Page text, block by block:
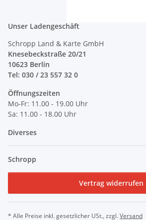
Unser Ladengeschäft
Schropp Land & Karte GmbH
Knesebeckstraße 20/21
10623 Berlin
Tel: 030 / 23 557 32 0
Öffnungszeiten
Mo-Fr: 11.00 - 19.00 Uhr
Sa: 11.00 - 18.00 Uhr
Diverses
Schropp
Vertrag widerrufen
* Alle Preise inkl. gesetzlicher USt., zzgl.Versand